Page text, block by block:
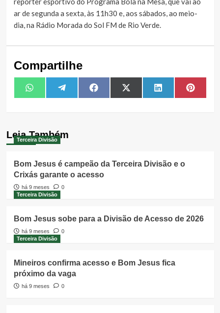
ar de segunda a sexta, às 11h30 e, aos sábados, ao meio-
dia, na Rádio Morada do Sol FM de Rio Verde.
Compartilhe
Share
on
WhatsAppShare
on
TelegramShare
on
FacebookShare
on
X
(Twitter)
Share
on
LinkedIn Share
on
Leia Também
Terceira Divisão
Bom Jesus é campeão da Terceira Divisão e o
Crixás garante o acesso
há 9 meses
0
Terceira Divisão
Bom Jesus sobe para a Divisão de Acesso de 2026
há 9 meses
0
Terceira Divisão
Mineiros confirma acesso e Bom Jesus fica
próximo da vaga
há 9 meses 0